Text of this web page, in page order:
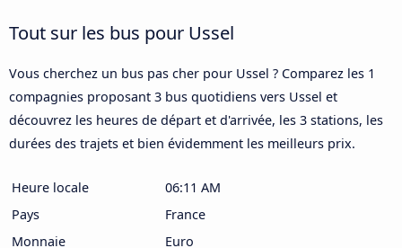
Tout sur les bus pour Ussel
Vous cherchez un bus pas cher pour Ussel ? Comparez les 1
compagnies proposant 3 bus quotidiens vers Ussel et
découvrez les heures de départ et d'arrivée, les 3 stations, les
durées des trajets et bien évidemment les meilleurs prix.
Heure locale
06:11 AM
Pays
France
Monnaie
Euro